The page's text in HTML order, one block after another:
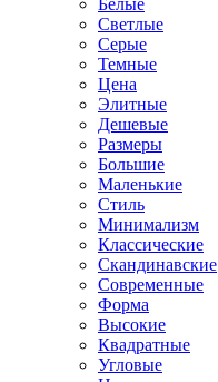
Белые
Светлые
Серые
Темные
Цена
Элитные
Дешевые
Размеры
Большие
Маленькие
Стиль
Минимализм
Классические
Скандинавские
Современные
Форма
Высокие
Квадратные
Угловые